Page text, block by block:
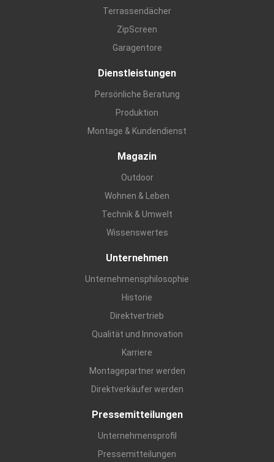
Terrassendächer
ZipScreen
Garagentore
Dienstleistungen
Persönliche Beratung
Produktion
Montage & Kundendienst
Magazin
Outdoor
Wohnen & Leben
Technik & Umwelt
Wissenswertes
Unternehmen
Unternehmensphilosophie
Historie
Direktvertrieb
Qualität und Innovation
Karriere
Montagepartner werden
Direktverkäufer werden
Pressemitteilungen
Unternehmensprofil
Pressemitteilungen